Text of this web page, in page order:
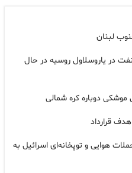
لبنان
نفت در یاروسلاول روسیه در حال
دوباره کره شمالی
نفر در پی حملات هوایی و توپخانه‌ای اسرائیل به